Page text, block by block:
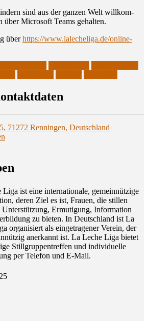
sind aus der gan­zen Welt will­kom­
über Micro­soft Teams gehalten.
überhttps://www.lalecheliga.de/online-
71272 Renningen, Deutschland
Liga ist eine internationale, gemeinnützige
deren Ziel es ist, Frauen, die stillen
Unterstützung, Ermutigung, Information
zu bieten. In Deutschland ist La
organisiert als eingetragener Verein, der
anerkannt ist. La Leche Liga bietet
Stillgruppentreffen und individuelle
per Telefon und E‑Mail.